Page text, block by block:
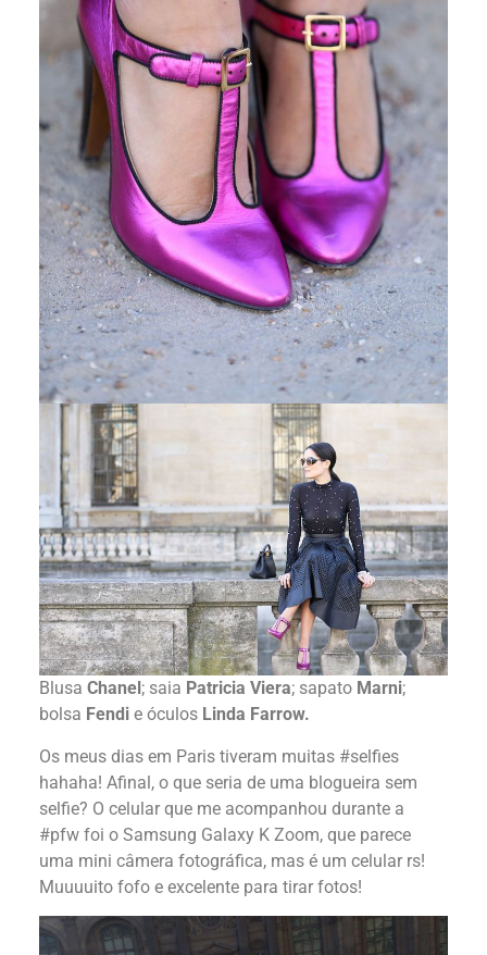
Blusa Chanel ; saia Patricia Viera; sapato Marni;
bolsa Fendi e óculos Linda Farrow.
Os meus dias em Paris tiveram muitas #selfies
hahaha! Afinal, o que seria de uma blogueira sem
selfie? O celular que me acompanhou durante a
#pfw foi o Samsung Galaxy K Zoom, que parece
uma mini câmera fotográfica, mas é um celular rs!
Muuuuito fofo e excelente para tirar fotos!